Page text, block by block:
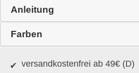
Anleitung
Farben
versandkostenfrei ab 49€ (D)